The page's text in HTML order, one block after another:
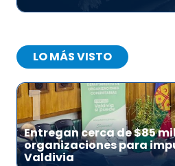
LO MÁS VISTO
1
Entregan cerca de $85
organizaciones para
Valdivia